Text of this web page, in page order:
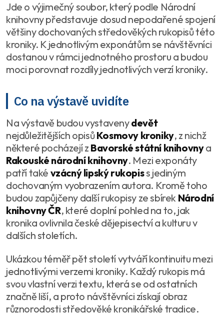
Jde o výjimečný soubor, který podle Národní
knihovny představuje dosud nepodařené spojení
většiny dochovaných středověkých rukopisů této
kroniky. K jednotlivým exponátům se návštěvníci
dostanou v rámci jednotného prostoru a budou
moci porovnat rozdíly jednotlivých verzí kroniky.
Co na výstavě uvidíte
Na výstavě budou vystavenydevět
nejdůležitějších opisůKosmovy kroniky, z nichž
některé pocházejí z Bavorské státní knihovnya
Rakouské národní knihovny. Mezi exponáty
patří také vzácný lipský rukopiss jediným
dochovaným vyobrazením autora. Kromě toho
budou zapůjčeny další rukopisy ze sbírek Národní
knihovny ČR, které doplní pohled na to, jak
kronika ovlivnila české dějepisectví a kulturu v
dalších stoletích.
Ukázkou téměř pět století vytváří kontinuitu mezi
jednotlivými verzemi kroniky. Každý rukopis má
svou vlastní verzi textu, která se od ostatních
značně liší, a proto návštěvníci získají obraz
různorodosti středověké kronikářské tradice.